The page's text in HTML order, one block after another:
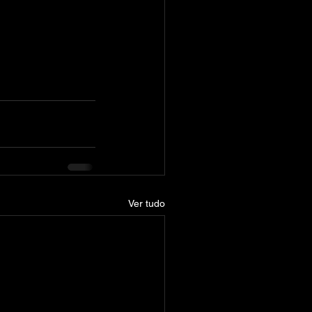
Ver tudo